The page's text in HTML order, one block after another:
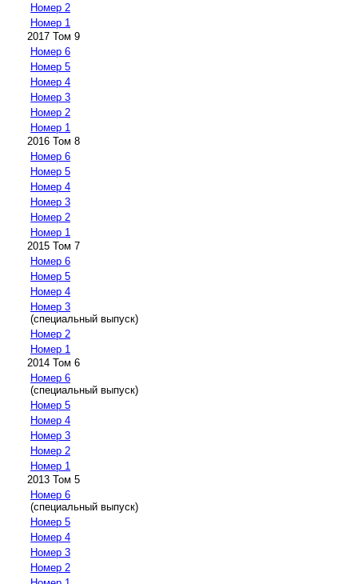
Номер 2
Номер 1
2017 Том 9
Номер 6
Номер 5
Номер 4
Номер 3
Номер 2
Номер 1
2016 Том 8
Номер 6
Номер 5
Номер 4
Номер 3
Номер 2
Номер 1
2015 Том 7
Номер 6
Номер 5
Номер 4
Номер 3
(специальный выпуск)
Номер 2
Номер 1
2014 Том 6
Номер 6
(специальный выпуск)
Номер 5
Номер 4
Номер 3
Номер 2
Номер 1
2013 Том 5
Номер 6
(специальный выпуск)
Номер 5
Номер 4
Номер 3
Номер 2